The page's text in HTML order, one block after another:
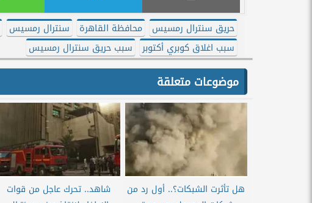
حريق سنترال رمسيس محافظة القاهرة سنترال رمسيس
سبب اغلاق كوبري أكتوبر
سبب حريق سنترال رمسيس
موضوعات متعلقة
هل تأثرت الشبكات؟.. أول رد من
شاهد.. تحرك عاجل من قوات